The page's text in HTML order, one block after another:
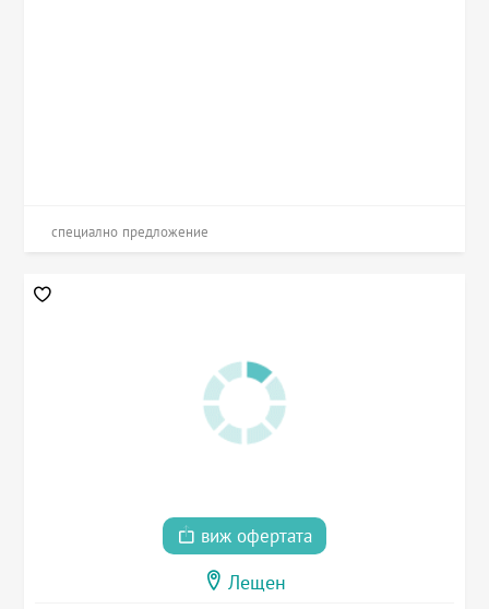
специално предложение
виж офертата
Лещен